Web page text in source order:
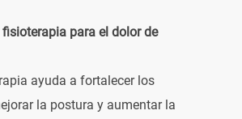
para el dolor de
ayuda a fortalecer los
la postura y aumentar la